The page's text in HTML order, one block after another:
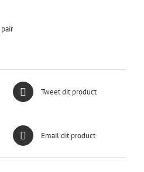
pair
Tweet dit product
Email dit product